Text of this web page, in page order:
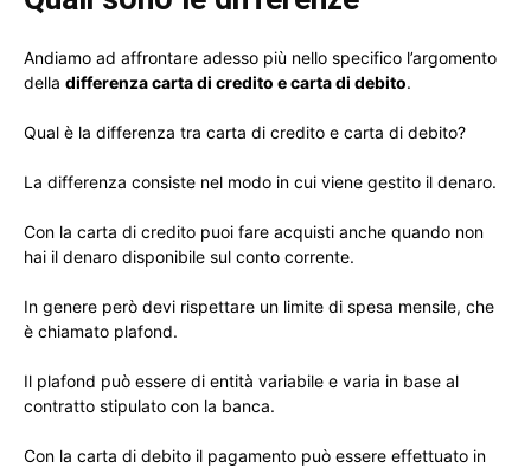
Andiamo ad affrontare adesso più nello specifico l’argomento
della differenza carta di credito e carta di debito.
Qual è la differenza tra carta di credito e carta di debito?
La differenza consiste nel modo in cui viene gestito il denaro.
Con la carta di credito puoi fare acquisti anche quando non
hai il denaro disponibile sul conto corrente.
In genere però devi rispettare un limite di spesa mensile, che
è chiamato plafond.
Il plafond può essere di entità variabile e varia in base al
contratto stipulato con la banca.
Con la carta di debito il pagamento può essere effettuato in